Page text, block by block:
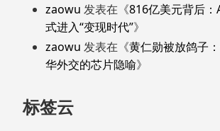
zaowu 发表在《816亿美元背后：
式进入“变现时代”》
zaowu 发表在《黄仁勋被放鸽子
华外交的芯片隐喻》
标签云